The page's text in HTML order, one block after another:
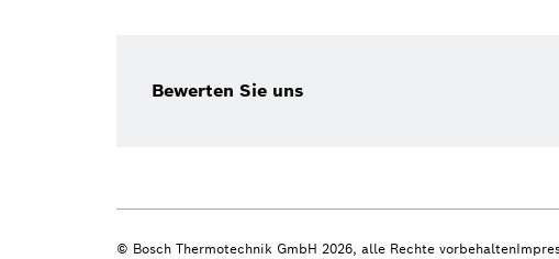
Bewerten Sie uns
© Bosch Thermotechnik GmbH 2026, alle Rechte vorbehalten